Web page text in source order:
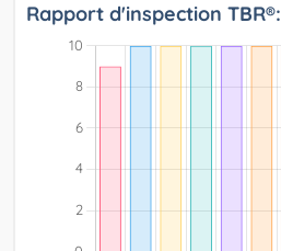
Rapport d'inspection TBR®: